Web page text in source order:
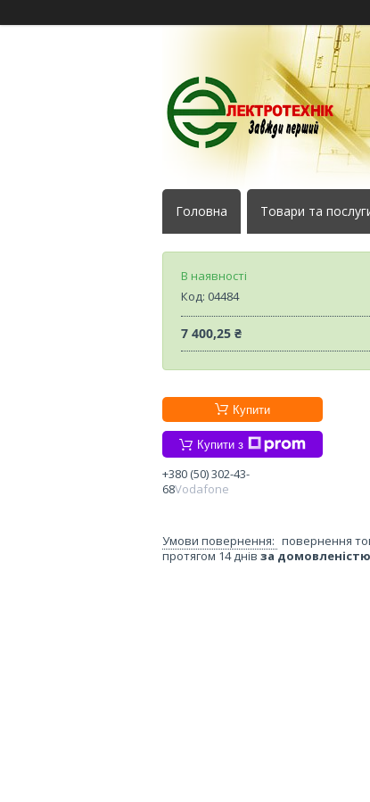
Головна Товари та
В наявності
Код: 04484
7 400,25 ₴
Купити
Купити з
+380 (50) 302-43-
68Vodafone
повернення
протягом 14 днів за домовленістю